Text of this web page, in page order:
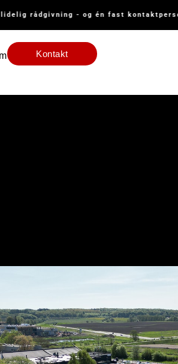
rådgivning - og én fast kontaktperson
Kontakt